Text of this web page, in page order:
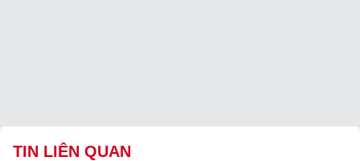
TIN LIÊN QUAN